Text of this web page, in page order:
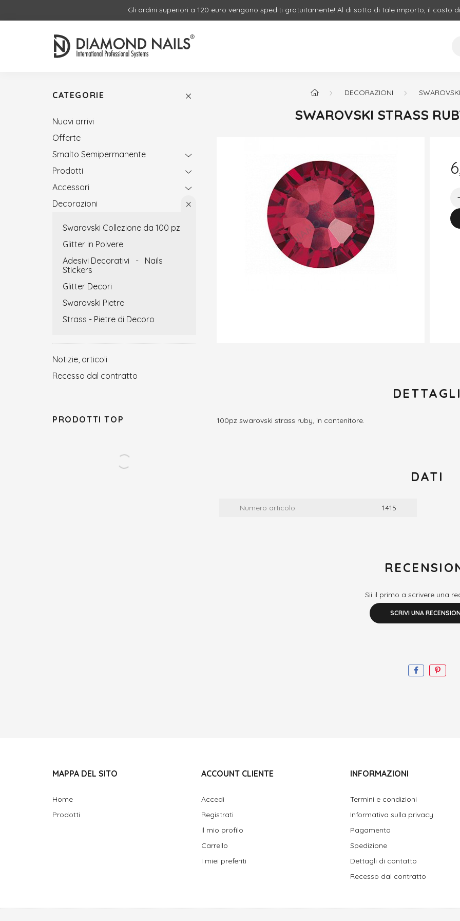
Gli ordini superiori a 120 euro vengono spediti gratuitamente! Al di sotto di tale importo, il costo
CATEGORIE
Nuovi arrivi
Offerte
Smalto Semipermanente
Prodotti
Accessori
Decorazioni
Swarovski Collezione da 100 pz
Glitter in Polvere
Adesivi Decorativi - Nails
Stickers
Glitter Decori
Swarovski Pietre
Strass - Pietre di Decoro
Notizie, articoli
Recesso dal contratto
PRODOTTI TOP
DECORAZIONI
SWAROVSKI STRASS
100pz swarovski strass ruby, in contenitore.
DATI
Numero articolo: 1415
Sii il primo a scrivere una
SCRIVI UNA
MAPPA DEL SITO
Home
Prodotti
ACCOUNT CLIENTE
Accedi
Registrati
Il mio profilo
Carrello
I miei preferiti
INFORMAZIONI
Termini e condizioni
Informativa sulla privacy
Pagamento
Spedizione
Dettagli di contatto
Recesso dal contratto